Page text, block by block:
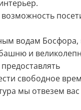
водам Босфора,
и
свободное
мы отвезем вас